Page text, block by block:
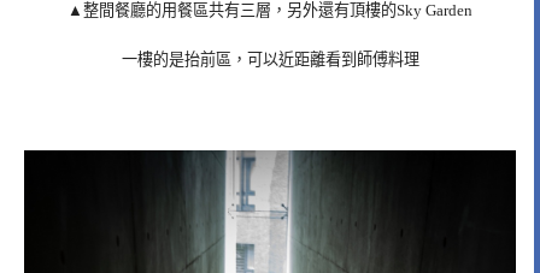
▲整間餐廳的用餐區共有三層，另外還有頂樓的Sky Garden
一樓的是抬前區，可以近距離看到師傅料理